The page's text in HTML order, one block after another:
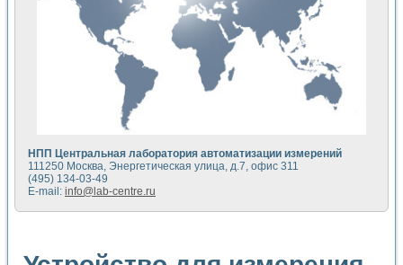
Устройство для снятия вольт-амперных характеристик
Передовые научные технологии: нано-, фемто-,
Автоматизированная установка по измерению временных
Автоматизированный лабораторный комплекс на базе
Визуализация моделирования и оптимизации тепловой
Виртуальный прибор для исследования функциональных
Исследование возможности создания экономичного
Исследование кинетики движения макрочастиц в
Метод прогнозирования свойств дисперсных продуктов
Недорогая система управления сверхпроводящим
Применение технологий NI в курсе экспериментальной
Расчет переноса аэрозоля и выпадения осадка в
НПП Центральная лаборатория автоматизации измерений
111250 Москва, Энергетическая улица, д.7, офис 311
(495) 134-03-49
E-mail: info@lab-centre.ru